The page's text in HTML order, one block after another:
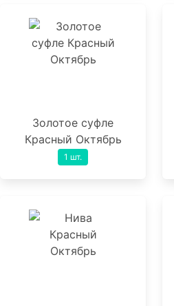
Золотое суфле
Красный Октябрь
1 шт.